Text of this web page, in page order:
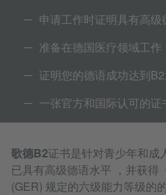
申请工作时证明具有高级
准备在德国医疗领域工作
证明您的德语成功达到
一张官方和国际认可的证
歌德B2证书是针对青少​​年和成
已具有高级德语水平 ，并获得
(GER) 规定的六级能力等级的